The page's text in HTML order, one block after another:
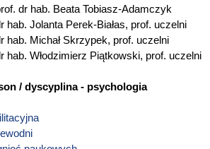
dr hab. Beata Tobiasz-Adamczyk
hab. Jolanta Perek-Białas, prof. uczelni
hab. Michał Skrzypek, prof. uczelni
hab. Włodzimierz Piątkowski, prof. uczelni
/ dyscyplina - psychologia